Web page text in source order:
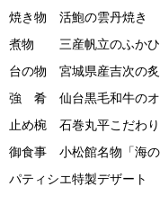
焼き物 活鮑の雲丹焼き
煮物 三産帆立のふかひ
台の物 宮城県産吉次の炙
強 肴 仙台黒毛和牛のオ
止め椀 石巻丸平こだわ
御食事 小松館名物「海
パティシエ特製デザート